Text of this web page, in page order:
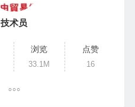
技术员
浏览
33.1M
点赞
16